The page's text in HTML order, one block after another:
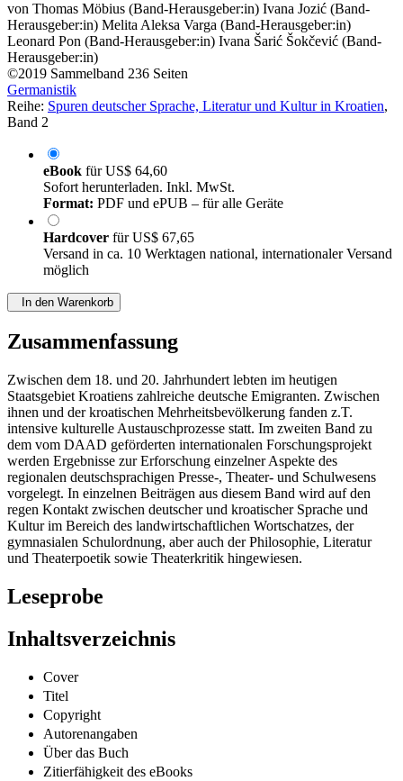
von Thomas Möbius (Band-Herausgeber:in) Ivana Jozić (Band-
Herausgeber:in) Melita Aleksa Varga (Band-Herausgeber:in)
Leonard Pon (Band-Herausgeber:in) Ivana Šarić Šokčević (Band-
Herausgeber:in)
©2019 Sammelband 236 Seiten
Germanistik
Reihe: Spuren deutscher Sprache, Literatur und Kultur in Kroatien,
Band 2
eBook fürUS$ 64,60
Sofort herunterladen. Inkl. MwSt.
Format: PDF und ePUB – für alle Geräte
Hardcover fürUS$ 67,65
Versand in ca. 10 Werktagen national, internationaler Versand
möglich
In den Warenkorb
Zusammenfassung
Zwischen dem 18. und 20. Jahrhundert lebten im heutigen
Staatsgebiet Kroatiens zahlreiche deutsche Emigranten. Zwischen
ihnen und der kroatischen Mehrheitsbevölkerung fanden z.T.
intensive kulturelle Austauschprozesse statt. Im zweiten Band zu
dem vom DAAD geförderten internationalen Forschungsprojekt
werden Ergebnisse zur Erforschung einzelner Aspekte des
regionalen deutschsprachigen Presse-, Theater- und Schulwesens
vorgelegt. In einzelnen Beiträgen aus diesem Band wird auf den
regen Kontakt zwischen deutscher und kroatischer Sprache und
Kultur im Bereich des landwirtschaftlichen Wortschatzes, der
gymnasialen Schulordnung, aber auch der Philosophie, Literatur
und Theaterpoetik sowie Theaterkritik hingewiesen.
Leseprobe
Inhaltsverzeichnis
Cover
Titel
Copyright
Autorenangaben
Über das Buch
Zitierfähigkeit des eBooks